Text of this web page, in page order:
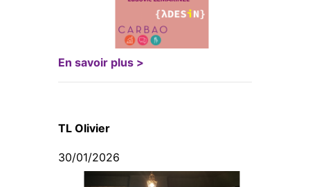
En savoir plus >
TL Olivier
30/01/2026